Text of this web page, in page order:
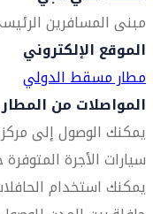
مبنى المسافرين
الموقع الإلكتروني
مطار مسقط الدولي
المواصلات من المطار
يمكنك الوصول إلى
سيارات الأجرة
يمكنك استخدام